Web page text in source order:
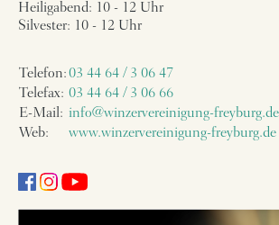
Heiligabend: 10 - 12 Uhr
Silvester: 10 - 12 Uhr
Telefon:03 44 64 / 3 06 47
Telefax: 03 44 64 / 3 06 66
E-Mail: info@winzervereinigung-freyburg.de
Web:
www.winzervereinigung-freyburg.de